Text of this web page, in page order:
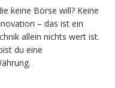
keine Börse will? Keine
– das ist ein
allein nichts wert ist.
du eine